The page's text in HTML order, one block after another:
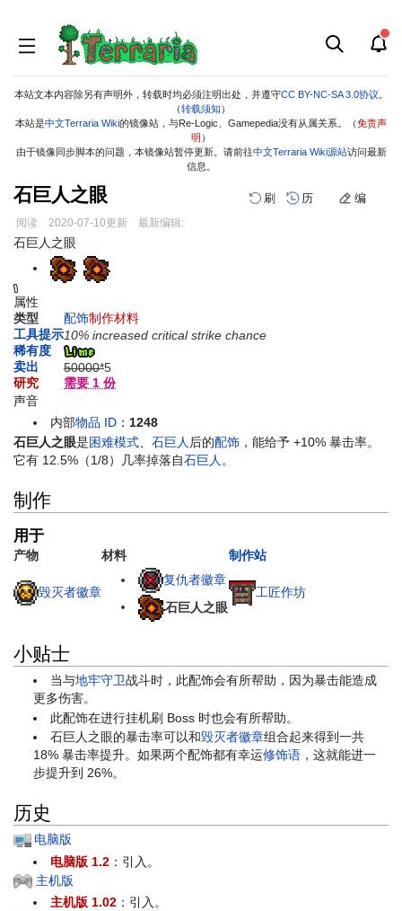
本站文本内容除另有声明外，转载时均必须注明出处，并遵守CC BY-NC-SA 3.0协议
（转载须知 ）
本站是中文Terraria Wiki的镜像站，与Re-Logic、Gamepedia没有从属关系。（免责声
明 ）
由于镜像同步脚本的问题，本镜像站暂停更新。请前往中文Terraria Wiki源站访问最新
信息。
石巨人之眼 刷 历 编
阅读 2020-07-10更新 最新编辑:
跳
航
跳
索
石巨人之眼
属性
类型
配饰制作材料
工具提示10% increased critical strike chance
稀有度
卖出
50000*5
研究
需要 1 份
声音
内部物品 ID ： 1248
石巨人之眼是困难模式 石巨人 后的配饰 ，能给予 +10% 暴击率。
它有 12.5%（1/8）几率掉落自石巨人 。
制作
用于
产物 材料 制作站
毁灭者徽章
复仇者徽章
石巨人之眼
工匠作坊
小贴士
当与地牢守卫战斗时，此配饰会有所帮助，因为暴击能造成
更多伤害。
此配饰在进行挂机刷 Boss 时也会有所帮助。
石巨人之眼的暴击率可以和毁灭者徽章组合起来得到一共
18% 暴击率提升。如果两个配饰都有幸运修饰语 ，这就能进一
步提升到 26%。
历史
电脑版
电脑版 1.2 ：引入。
主机版
主机版 1.02 ：引入。